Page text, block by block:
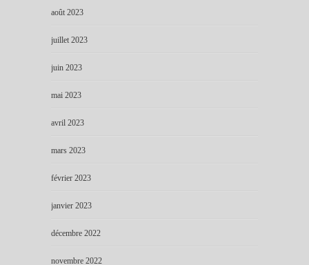
août 2023
juillet 2023
juin 2023
mai 2023
avril 2023
mars 2023
février 2023
janvier 2023
décembre 2022
novembre 2022